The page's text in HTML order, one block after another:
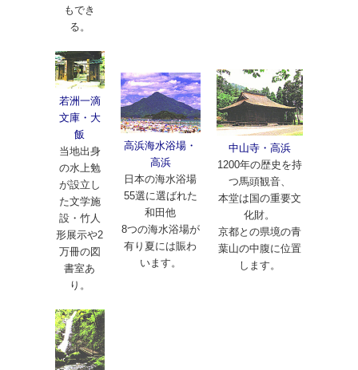
もでき
る。
若洲一滴
文庫・大
飯
当地出身
の水上勉
が設立し
た文学施
設・竹人
形展示や2
万冊の図
書室あ
り。
高浜海水浴場・
高浜
日本の海水浴場
55選に選ばれた
和田他
8つの海水浴場が
有り夏には賑わ
います。
中山寺・高浜
1200年の歴史を持
つ馬頭観音、
本堂は国の重要文
化財。
京都との県境の青
葉山の中腹に位置
します。